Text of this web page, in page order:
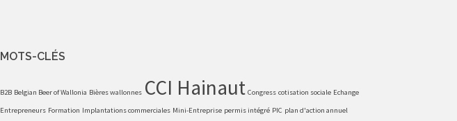
MOTS-CLÉS
B2B Belgian Beer of Wallonia Bières wallonnes CCI Hainaut Congress cotisation sociale Echange
Entrepreneurs Formation Implantations commerciales Mini-Entreprise permis intégré PIC plan d'action annuel